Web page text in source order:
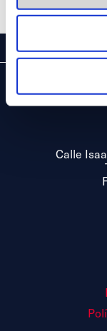
Calle